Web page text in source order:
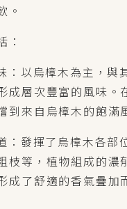
。
：
：以烏樟木為主，與
成層次豐富的風味。
到來自烏樟木的飽滿
：發揮了烏樟木各部
枝等，植物組成的濃
成了舒適的香氣疊加